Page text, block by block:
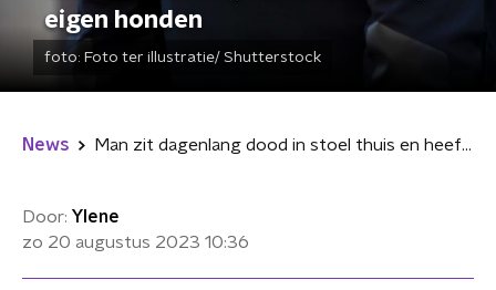
eigen honden
foto: Foto ter illustratie/ Shutterstock
News Man zit dagenlang dood in stoel thuis en heeft bijtwonden van zijn eigen honden
Door: Ylene
zo 20 augustus 2023 10:36